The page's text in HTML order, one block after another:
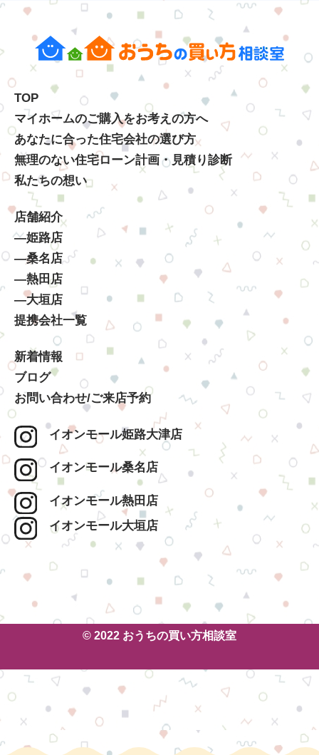
TOP
マイホームのご購入をお考えの方へ
あなたに合った住宅会社の選び方
無理のない住宅ローン計画・見積り診断
私たちの想い
店舗紹介
―姫路店
―桑名店
―熱田店
―大垣店
提携会社一覧
新着情報
ブログ
お問い合わせ/ご来店予約
イオンモール姫路大津店
イオンモール桑名店
イオンモール熱田店
イオンモール大垣店
© 2022 おうちの買い方相談室